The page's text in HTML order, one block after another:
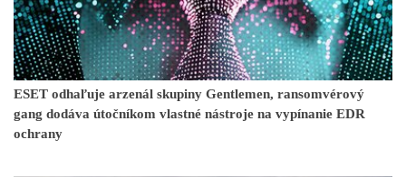
ESET odhaľuje arzenál skupiny Gentlemen, ransomvérový
gang dodáva útočníkom vlastné nástroje na vypínanie EDR
ochrany